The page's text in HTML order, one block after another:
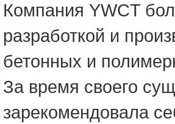
Компания YWCT
разработкой и
бетонных и
За время своего
зарекомендовала